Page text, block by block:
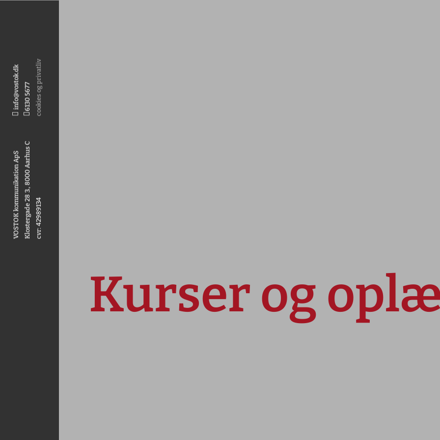
Kurser og
VOSTOK kommunikation ApSKlostergade 28 3., 8000 Aarhus Ccvr: 42989134

info@vostok.dk

6130 5677 cookies og privatliv